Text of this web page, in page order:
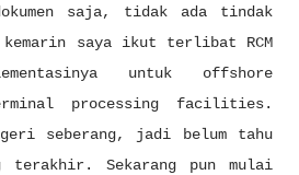
saja, tidak ada tindak
saya ikut terlibat RCM
untuk offshore
processing facilities.
seberang, jadi belum tahu
terakhir. Sekarang pun mulai